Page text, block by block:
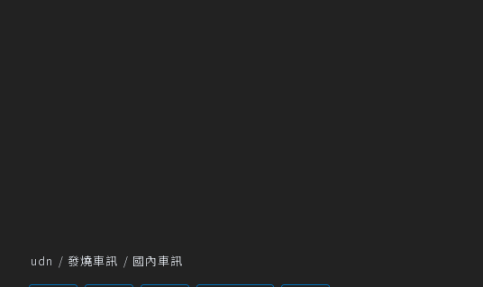
udn 發燒車訊 國內車訊